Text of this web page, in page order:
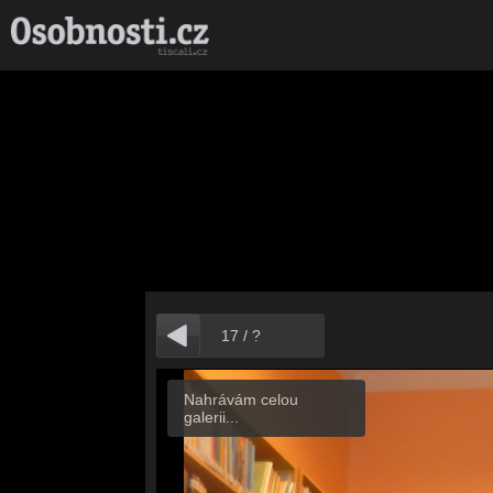
Nahrávám celou
galerii...
17 / ?